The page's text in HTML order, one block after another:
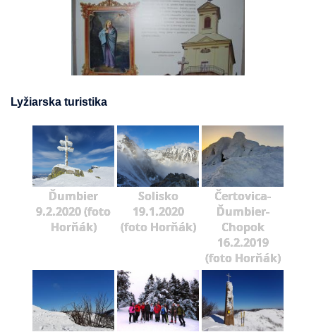
Lyžiarska turistika
Ďumbier
9.2.2020 (foto
Horňák)
Solisko
19.1.2020
(foto Horňák)
Čertovica-
Ďumbier-
Chopok
16.2.2019
(foto Horňák)